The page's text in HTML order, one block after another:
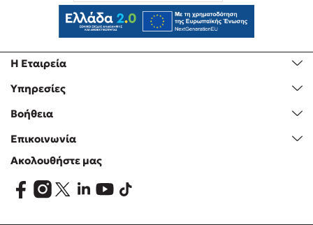
Η Εταιρεία
Υπηρεσίες
Βοήθεια
Επικοινωνία
Ακολουθήστε μας